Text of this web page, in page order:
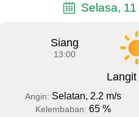
Selasa,
Siang
13:00
Angin: Selatan, 2.2 m/s
Kelembaban: 65 %